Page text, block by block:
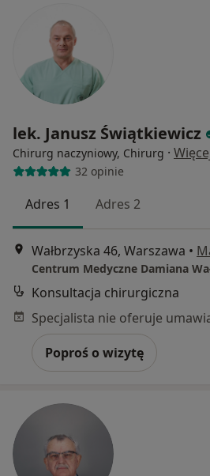
lek. Janusz Świątkiewicz
Chirurg naczyniowy, Chirurg ·
32 opinie
Adres 1 Adres 2
Wałbrzyska 46, Warszawa •
Centrum Medyczne Damiana
Konsultacja chirurgiczna
Poproś o wizytę